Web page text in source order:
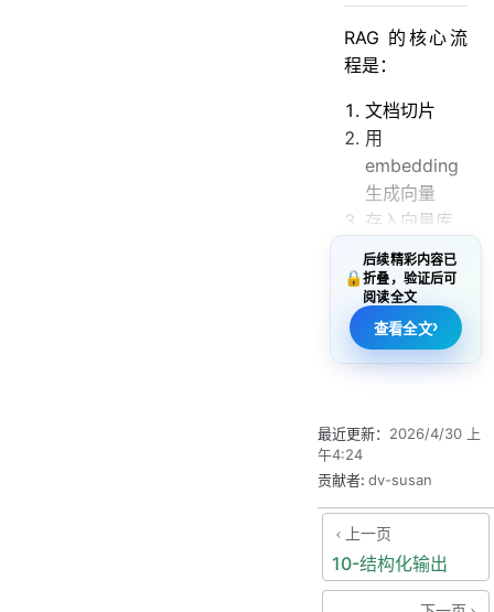
RAG 的核心流
程是：
文档切片
用
embedding
生成向量
存入向量库
（Embeddin
gStore/Vect
or DB）
查询时相似
prompt，再
你真正要控制的
不是“检索算
法”，而是三件
事：
🔒
后续精彩内容已
折叠，验证后可
阅读全文
查看全文›
最近更新： 2026/4/30 上
午4:24
贡献者: dv-susan
上一页
10-结构化输出